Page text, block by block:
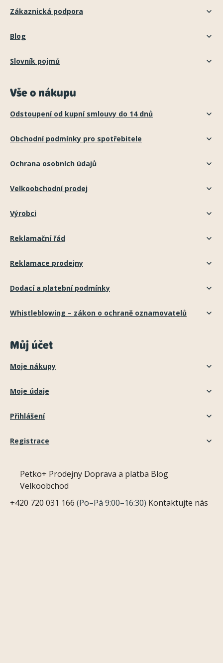
Zákaznická podpora
Blog
Slovník pojmů
Vše o nákupu
Odstoupení od kupní smlouvy do 14 dnů
Obchodní podmínky pro spotřebitele
Ochrana osobních údajů
Velkoobchodní prodej
Výrobci
Reklamační řád
Reklamace prodejny
Dodací a platební podmínky
Whistleblowing – zákon o ochraně oznamovatelů
Můj účet
Moje nákupy
Moje údaje
Přihlášení
Registrace
Petko+ Prodejny Doprava a platba Blog
Velkoobchod
+420 720 031 166 (Po–Pá 9:00–16:30) Kontaktujte nás